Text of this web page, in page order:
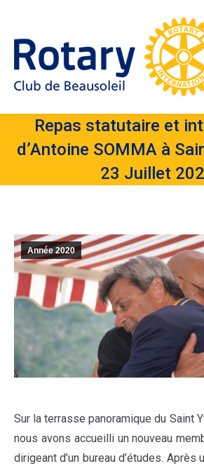
Repas statutaire et
d’Antoine SOMMA à
23 Juillet
Année 2020
Sur la terrasse panoramique du Saint
nous avons accueilli un nouveau
dirigeant d’un bureau d’études. Après